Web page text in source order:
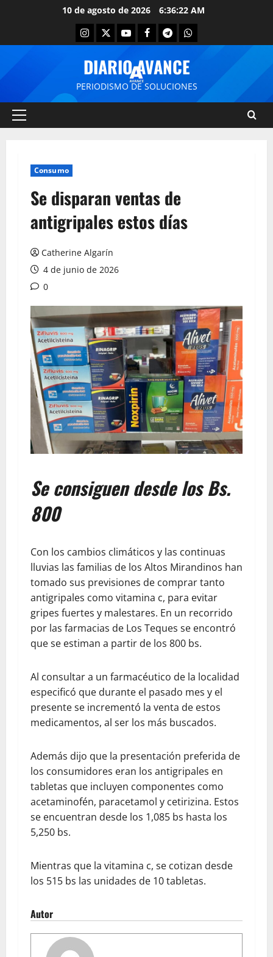
10 de agosto de 2026 6:36:23 AM
DIARIO AVANCE
PERIODISMO DE SOLUCIONES
Consumo
Se disparan ventas de
antigripales estos días
Catherine Algarín
4 de junio de 2026
0
Se consiguen desde los Bs.
800
Con los cambios climáticos y las continuas
lluvias las familias de los Altos Mirandinos han
tomado sus previsiones de comprar tanto
antigripales como vitamina c, para evitar
gripes fuertes y malestares. En un recorrido
por las farmacias de Los Teques se encontró
que se estiman a partir de los 800 bs.
Al consultar a un farmacéutico de la localidad
especificó que durante el pasado mes y el
presente se incrementó la venta de estos
medicamentos, al ser los más buscados.
Además dijo que la presentación preferida de
los consumidores eran los antigripales en
tabletas que incluyen componentes como
acetaminofén, paracetamol y cetirizina. Estos
se encuentran desde los 1,085 bs hasta los
5,250 bs.
Mientras que la vitamina c, se cotizan desde
los 515 bs las unidades de 10 tabletas.
Autor